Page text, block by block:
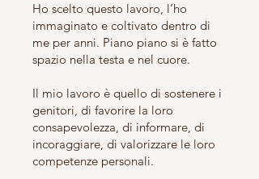
Ho scelto questo lavoro, l’ho
immaginato e coltivato dentro di
me per anni. Piano piano si è fatto
spazio nella testa e nel cuore.
Il mio lavoro è quello di sostenere i
genitori, di favorire la loro
consapevolezza, di informare, di
incoraggiare, di valorizzare le loro
competenze personali.